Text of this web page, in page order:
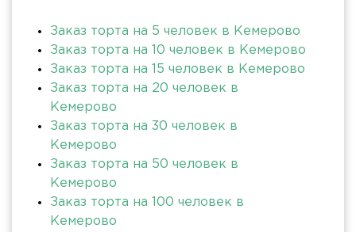
Заказ торта на 5 человек в Кемерово
Заказ торта на 10 человек в Кемерово
Заказ торта на 15 человек в Кемерово
Заказ торта на 20 человек в
Кемерово
Заказ торта на 30 человек в
Кемерово
Заказ торта на 50 человек в
Кемерово
Заказ торта на 100 человек в
Кемерово